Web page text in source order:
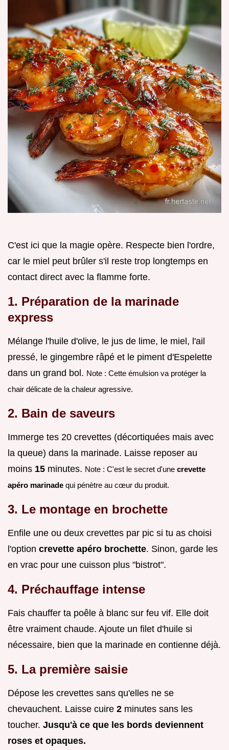
C'est ici que la magie opère. Respecte bien l'ordre,
car le miel peut brûler s'il reste trop longtemps en
contact direct avec la flamme forte.
1. Préparation de la marinade
express
Mélange l'huile d'olive, le jus de lime, le miel, l'ail
pressé, le gingembre râpé et le piment d'Espelette
dans un grand bol. Note : Cette émulsion va protéger la
chair délicate de la chaleur agressive.
2. Bain de saveurs
Immerge tes 20 crevettes (décortiquées mais avec
la queue) dans la marinade. Laisse reposer au
moins 15 minutes. Note : C'est le secret d'une crevette
apéro marinade qui pénètre au cœur du produit.
3. Le montage en brochette
Enfile une ou deux crevettes par pic si tu as choisi
l'option crevette apéro brochette. Sinon, garde les
en vrac pour une cuisson plus "bistrot".
4. Préchauffage intense
Fais chauffer ta poêle à blanc sur feu vif. Elle doit
être vraiment chaude. Ajoute un filet d'huile si
nécessaire, bien que la marinade en contienne déjà.
5. La première saisie
Dépose les crevettes sans qu'elles ne se
chevauchent. Laisse cuire 2 minutes sans les
toucher. Jusqu'à ce que les bords deviennent
roses et opaques.